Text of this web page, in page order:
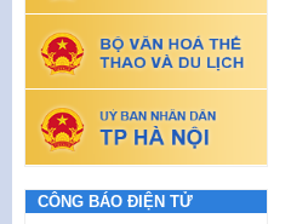
CÔNG BÁO ĐIỆN TỬ